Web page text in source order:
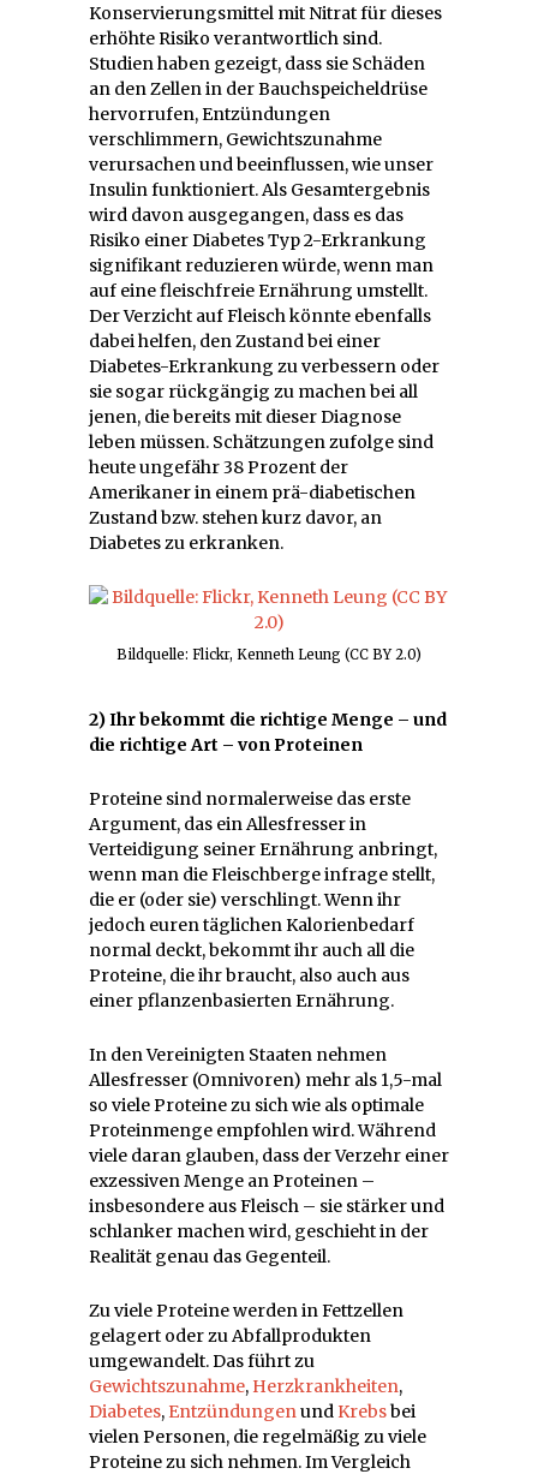
Konservierungsmittel mit Nitrat für dieses
erhöhte Risiko verantwortlich sind.
Studien haben gezeigt, dass sie Schäden
an den Zellen in der Bauchspeicheldrüse
hervorrufen, Entzündungen
verschlimmern, Gewichtszunahme
verursachen und beeinflussen, wie unser
Insulin funktioniert. Als Gesamtergebnis
wird davon ausgegangen, dass es das
Risiko einer Diabetes Typ 2-Erkrankung
signifikant reduzieren würde, wenn man
auf eine fleischfreie Ernährung umstellt.
Der Verzicht auf Fleisch könnte ebenfalls
dabei helfen, den Zustand bei einer
Diabetes-Erkrankung zu verbessern oder
sie sogar rückgängig zu machen bei all
jenen, die bereits mit dieser Diagnose
leben müssen. Schätzungen zufolge sind
heute ungefähr 38 Prozent der
Amerikaner in einem prä-diabetischen
Zustand bzw. stehen kurz davor, an
Diabetes zu erkranken.
Bildquelle: Flickr, Kenneth Leung (CC BY 2.0)
2) Ihr bekommt die richtige Menge – und
die richtige Art – von Proteinen
Proteine sind normalerweise das erste
Argument, das ein Allesfresser in
Verteidigung seiner Ernährung anbringt,
wenn man die Fleischberge infrage stellt,
die er (oder sie) verschlingt. Wenn ihr
jedoch euren täglichen Kalorienbedarf
normal deckt, bekommt ihr auch all die
Proteine, die ihr braucht, also auch aus
einer pflanzenbasierten Ernährung.
In den Vereinigten Staaten nehmen
Allesfresser (Omnivoren) mehr als 1,5-mal
so viele Proteine zu sich wie als optimale
Proteinmenge empfohlen wird. Während
viele daran glauben, dass der Verzehr einer
exzessiven Menge an Proteinen –
insbesondere aus Fleisch – sie stärker und
schlanker machen wird, geschieht in der
Realität genau das Gegenteil.
Zu viele Proteine werden in Fettzellen
gelagert oder zu Abfallprodukten
umgewandelt. Das führt zu
Gewichtszunahme, Herzkrankheiten,
Diabetes, Entzündungenund Krebsbei
vielen Personen, die regelmäßig zu viele
Proteine zu sich nehmen. Im Vergleich